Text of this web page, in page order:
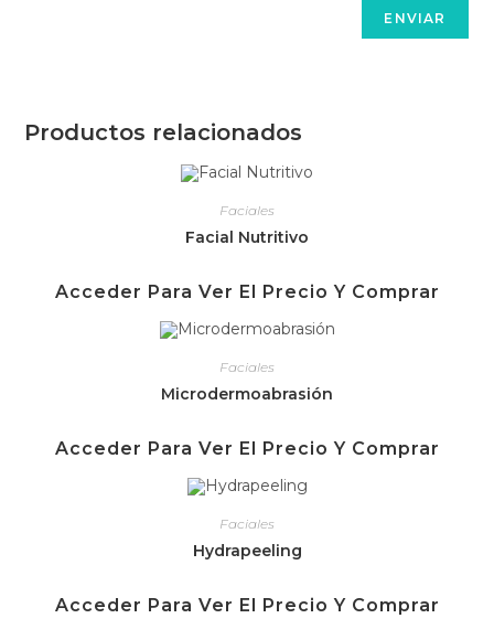
Productos relacionados
Faciales
Facial Nutritivo
Acceder Para Ver El Precio Y Comprar
Faciales
Microdermoabrasión
Acceder Para Ver El Precio Y Comprar
Faciales
Hydrapeeling
Acceder Para Ver El Precio Y Comprar